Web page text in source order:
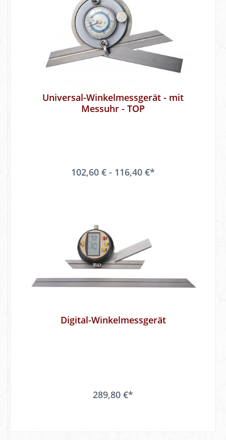
Universal-Winkelmessgerät - mit
Messuhr - TOP
102,60 € - 116,40 €*
Digital-Winkelmessgerät
289,80 €*